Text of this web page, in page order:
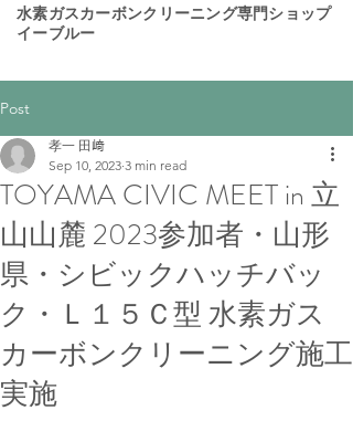
​水素ガスカーボンクリーニング専門ショップ
イーブルー
Post
TOYAMA CIVIC MEET in 立
山山麓 2023参加者・山形
県・シビックハッチバッ
ク・Ｌ１５Ｃ型 水素ガス
カーボンクリーニング施工
実施
孝一 田﨑
Sep 10, 2023 3 min read